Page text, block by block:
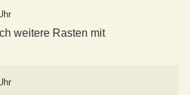
weitere Rasten mit